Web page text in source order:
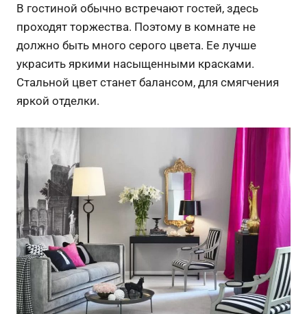
В гостиной обычно встречают гостей, здесь
проходят торжества. Поэтому в комнате не
должно быть много серого цвета. Ее лучше
украсить яркими насыщенными красками.
Стальной цвет станет балансом, для смягчения
яркой отделки.